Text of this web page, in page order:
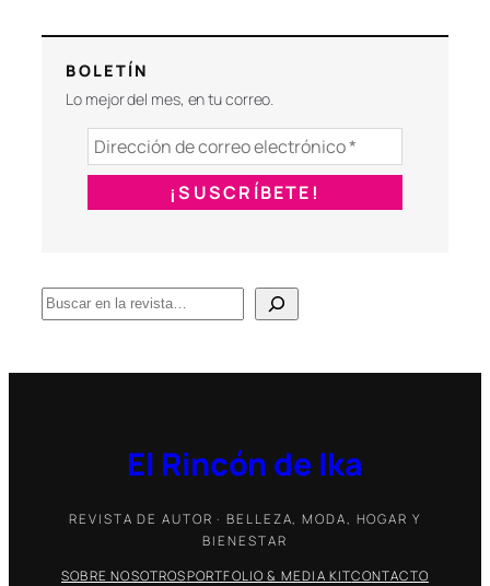
BOLETÍN
Lo mejor del mes, en tu correo.
B
u
c
El Rincón de Ika
REVISTA DE AUTOR · BELLEZA, MODA, HOGAR Y
BIENESTAR
SOBRE NOSOTROSPORTFOLIO & MEDIA KITCONTACTO